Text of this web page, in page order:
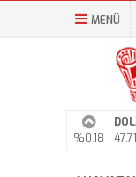
MENÜ
%0,18